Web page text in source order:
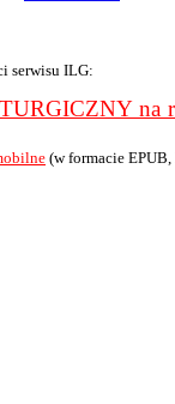
serwisu ILG:
na
(w formacie